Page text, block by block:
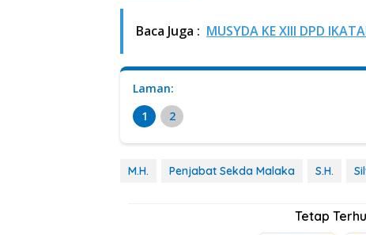
Baca Juga : MUSYDA KE XIII DPD
Laman:
1
2
M.H. Penjabat Sekda Malaka S.H.
Tetap